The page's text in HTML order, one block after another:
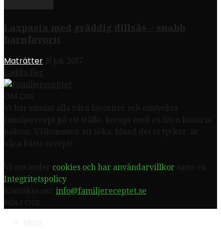
Laxpasta med gräddig dillsås – snabb
barnfavorit
Maträtter 31 juli, 2017
Ladda fler
OM OSS
Vi har samlat alla våra favoriter och omtyckta
familjerecept på ett ställe. Recept med en liten historia
bakom. Välkommen att söka, bland det vi tycker, är
våra bästa recept!
Vi använder cookies och har användarvillkor samt en
Integritetspolicy.
Kontakta oss: info@familjereceptet.se
FÖLJ OSS